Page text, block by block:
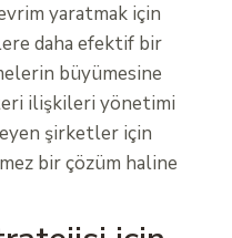
yaratmak için
daha efektif bir
büyümesine
ilişkileri yönetimi
şirketler için
bir çözüm haline